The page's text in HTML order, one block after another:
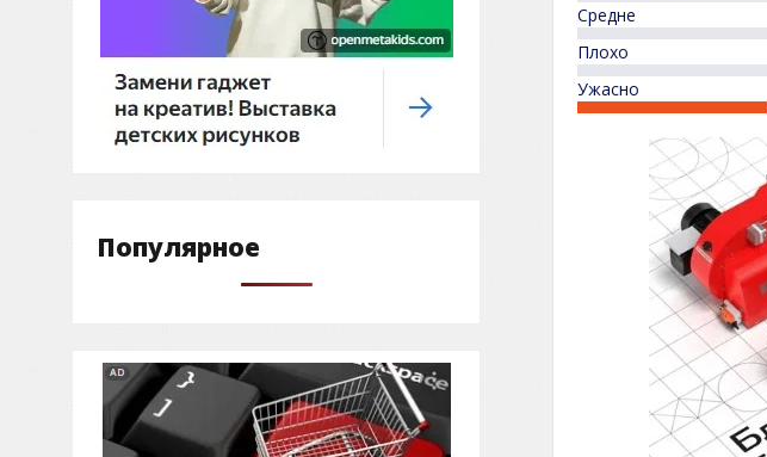
Средне
Плохо
Ужасно
Популярное